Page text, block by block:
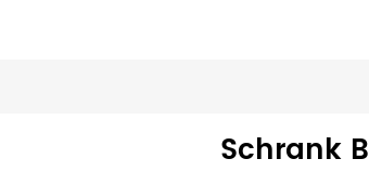
Schrank